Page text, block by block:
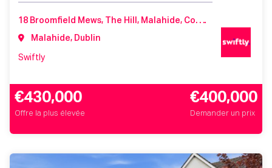
18 Broomfield Mews, The Hill, Malahide, Co. Dublin, K36 X462
Malahide, Dublin
Swiftly
€430,000
Offre la plus élevée
€400,000
Demander un prix